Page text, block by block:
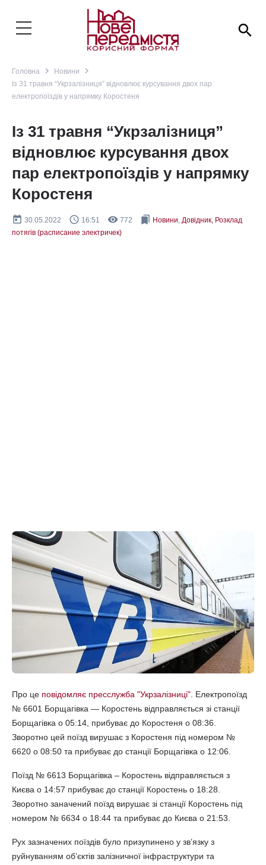
search
Головна navigate_next Новини navigate_next
Із 31 травня “Укрзалізниця” відновлює курсування двох пар
електропоїздів у напрямку Коростеня
Із 31 травня “Укрзалізниця”
відновлює курсування двох
пар електропоїздів у напрямку
Коростеня
today 30.05.2022 query_builder 16:51 remove_red_eye 772 bookmarks Новини, Довідник, Розклад
потягів (расписание электричек)
Про це повідомляє пресслужба "Укрзалізниці". Електропоїзд
№ 6601 Борщагівка — Коростень відправляється зі станції
Борщагівка о 05:14, прибуває до Коростеня о 08:36.
Зворотно цей поїзд вирушає з Коростеня під номером №
6620 о 08:50 та прибуває до станції Борщагівка о 12:06.
Поїзд № 6613 Борщагівка – Коростень відправляється з
Києва о 14:57 прибуває до станції Коростень о 18:28.
Зворотно заначений поїзд вирушає зі станції Коростень під
номером № 6634 о 18:44 та прибуває до Києва о 21:53.
Рух зазначених поїздів було призупинено у зв’язку з
руйнуванням об’єктів залізничної інфраструктури та